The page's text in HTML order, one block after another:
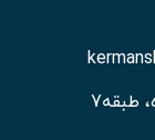
طبقه7